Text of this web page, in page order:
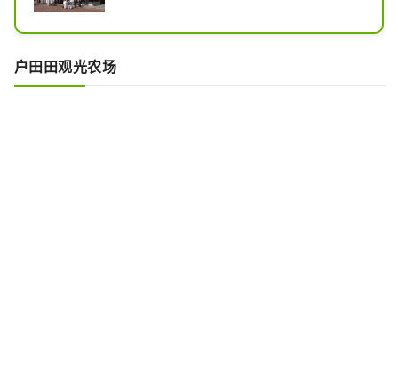
户田田观光农场